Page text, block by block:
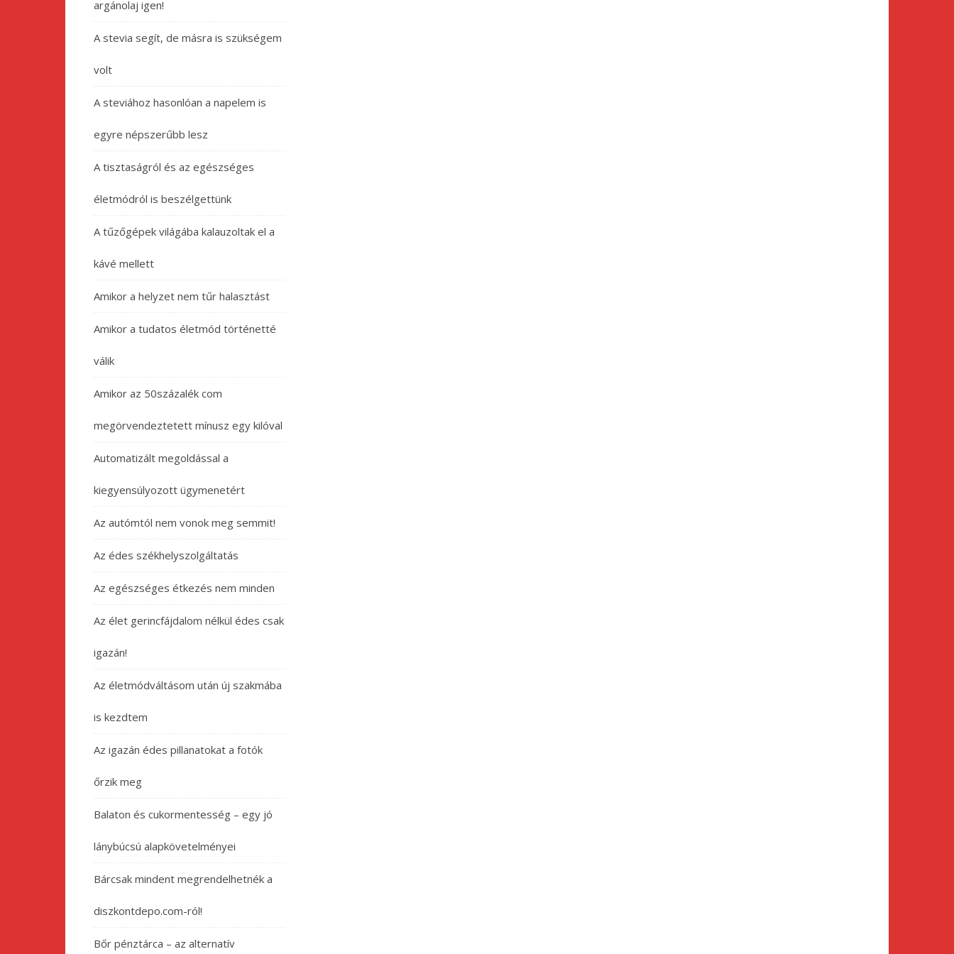
argánolaj igen!
A stevia segít, de másra is szükségem
volt
A steviához hasonlóan a napelem is
egyre népszerűbb lesz
A tisztaságról és az egészséges
életmódról is beszélgettünk
A tűzőgépek világába kalauzoltak el a
kávé mellett
Amikor a helyzet nem tűr halasztást
Amikor a tudatos életmód történetté
válik
Amikor az 50százalék com
megörvendeztetett mínusz egy kilóval
Automatizált megoldással a
kiegyensúlyozott ügymenetért
Az autómtól nem vonok meg semmit!
Az édes székhelyszolgáltatás
Az egészséges étkezés nem minden
Az élet gerincfájdalom nélkül édes csak
igazán!
Az életmódváltásom után új szakmába
is kezdtem
Az igazán édes pillanatokat a fotók
őrzik meg
Balaton és cukormentesség – egy jó
lánybúcsú alapkövetelményei
Bárcsak mindent megrendelhetnék a
diszkontdepo.com-ról!
Bőr pénztárca – az alternatív